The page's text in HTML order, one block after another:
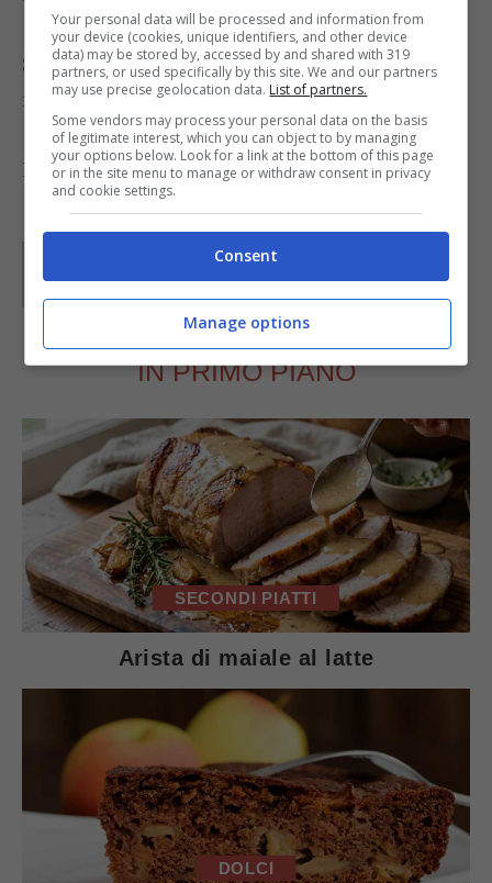
Servite rapidamente la vostra bibita per gustarla
fredda.
Foto da:www.essentiallyhealthyfood.com
IN PRIMO PIANO
SECONDI PIATTI
Arista di maiale al latte
DOLCI
Your personal data will be processed and information from
your device (cookies, unique identifiers, and other device
data) may be stored by, accessed by and shared with 319
partners, or used specifically by this site. We and our partners
may use precise geolocation data. List of partners.
Some vendors may process your personal data on the basis
of legitimate interest, which you can object to by managing
your options below. Look for a link at the bottom of this page
or in the site menu to manage or withdraw consent in privacy
and cookie settings.
Consent
Manage options